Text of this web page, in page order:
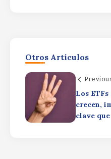
Otros Artículos
Los
crecen,
clave